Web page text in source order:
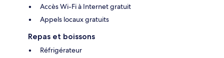
Accès Wi-Fi à Internet gratuit
Appels locaux gratuits
Repas et boissons
Réfrigérateur